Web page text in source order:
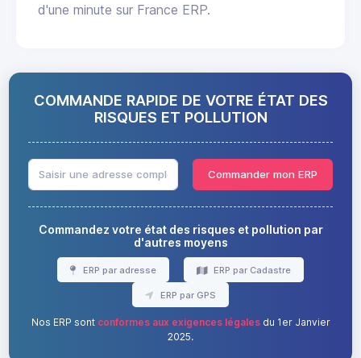
d'une minute sur France ERP.
COMMANDE RAPIDE DE VOTRE ÉTAT DES
RISQUES ET POLLUTION
Commander mon ERP
Commandez votre état des risques et pollution par
d'autres moyens
ERP par adresse ERP par Cadastre
ERP par GPS
Nos ERP sont conformes aux exigences légalesdu 1er Janvier
2025.